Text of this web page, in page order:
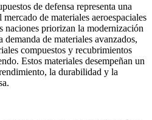
de defensa representa una
de materiales aeroespaciales
naciones priorizan la modernización
demanda de materiales avanzados,
compuestos y recubrimientos
Estos materiales desempeñan un
la durabilidad y la